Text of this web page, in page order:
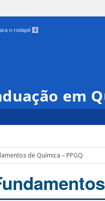
o rodapé 4
em
de Química – PPGQ